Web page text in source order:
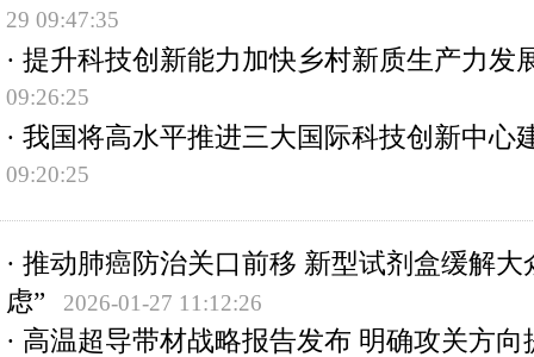
29 09:47:35
· 提升科技创新能力加快乡村新质生产力发
09:26:25
· 我国将高水平推进三大国际科技创新中心
09:20:25
· 推动肺癌防治关口前移 新型试剂盒缓解大
虑”
2026-01-27 11:12:26
· 高温超导带材战略报告发布 明确攻关方向